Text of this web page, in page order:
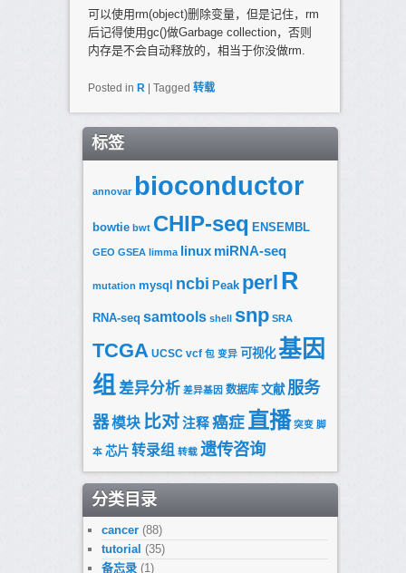
可以使用rm(object)删除变量，但是记住，rm
后记得使用gc()做Garbage collection，否则
内存是不会自动释放的，相当于你没做rm.
Posted in R | Tagged 转载
标签
annovar bioconductor
bowtie bwt CHIP-seq ENSEMBL
GEO GSEA limma linux miRNA-seq
mutation mysql ncbi Peak perl R
RNA-seq samtools shell snp SRA
TCGA UCSC vcf 包 变异 可视化 基因
组 差异分析 差异基因 数据库 文献 服务
器模块 比对注释癌症 直播 突变 脚
本 芯片 转录组 转载 遗传咨询
分类目录
cancer(88)
tutorial (35)
备忘录(1)